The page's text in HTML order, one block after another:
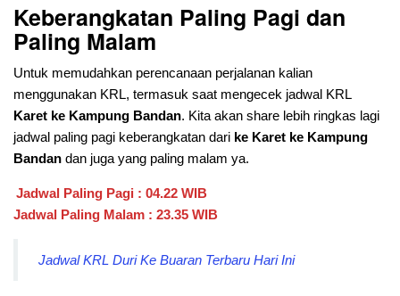
Keberangkatan Paling Pagi dan
Paling Malam
Untuk memudahkan perencanaan perjalanan kalian
menggunakan KRL, termasuk saat mengecek jadwal KRL
Karet ke Kampung Bandan. Kita akan share lebih ringkas lagi
jadwal paling pagi keberangkatan dari ke Karet ke Kampung
Bandan dan juga yang paling malam ya.
Jadwal Paling Pagi : 04.22 WIB
Jadwal Paling Malam : 23.35 WIB
Jadwal KRL Duri Ke Buaran Terbaru Hari Ini